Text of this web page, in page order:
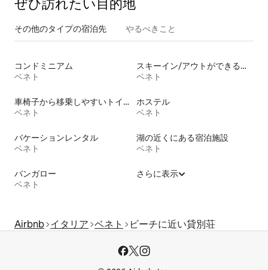
ぜひ訪⁠れ⁠た⁠い目⁠的⁠地
その他のタ⁠イ⁠プ⁠の宿⁠泊⁠先 やるべきこと
コンドミニアム
ベネト
スキーイン/アウトができる宿泊先
ベネト
車椅子から移乗しやすいトイレ付きの宿泊施設
ベネト
ホステル
ベネト
バケーションレンタル
ベネト
湖の近くにある宿泊施設
ベネト
バンガロー
ベネト
さらに表示
Airbnb イタリア ベネト ビーチに近い貸別荘